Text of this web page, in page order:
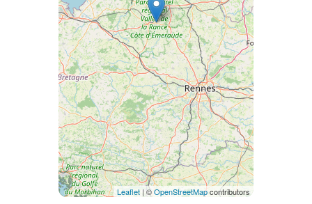
Leaflet | ©OpenStreetMapcontributors